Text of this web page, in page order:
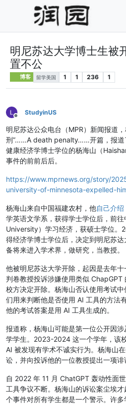
明尼苏达大学博士生被
置不公
博客 留学美国 1 1 236 1
Offline
StudyinUS
明尼苏达公众电台（MPR）新闻报道
刑”……A death penalty……开篇，报道
健康经济学博士学位的杨海山（
事件的前前后后。
https://www.mprnews.org/story/
university-of-minnesota-expelled-
杨海山来自中国福建农村，他自己介绍
学英语文学系，获得学士学位后，前
University）学习经济，获硕士学位。
得经济学博士学位后，决定到明尼苏
备将来进入学术界，做研究，当教授。
他被明尼苏达大学开除，起因是去年
判卷教授投诉涉嫌使用类似 ChapGPT
校方决定开除。杨海山否认使用考试
们用来判断他是否使用 AI 工具的方法
他的考试答案是用 AI 工具生成的。
报道称，杨海山可能是第一位公开因
学学生。2023-2024 这一个学年，该
AI 被发现有学术不诚实行为。杨海山
讼，并向投诉他的一位教授提出一项诽
自 2022 年 11 月 ChatGPT 轰动性面
工具争议不断。杨海山的诉讼案尘埃
个事件对所有学生都是一个警示。许